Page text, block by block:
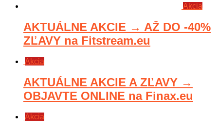
Akcia
AKTUÁLNE AKCIE → AŽ DO -40%
ZĽAVY na Fitstream.eu
Akcia
AKTUÁLNE AKCIE A ZĽAVY →
OBJAVTE ONLINE na Finax.eu
Akcia